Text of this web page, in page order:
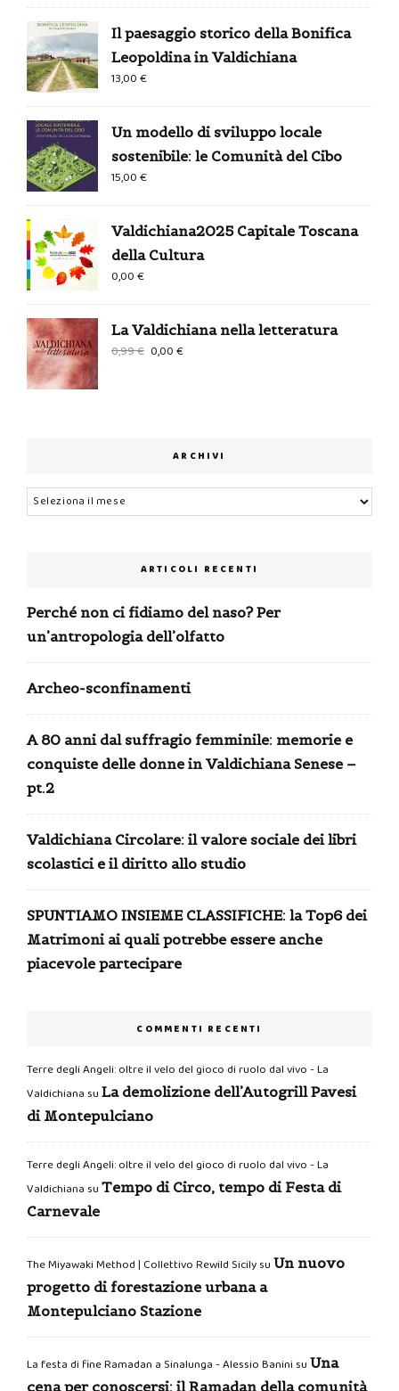
Il paesaggio storico della Bonifica
Leopoldina in Valdichiana
13,00€
Un modello di sviluppo locale
sostenibile: le Comunità del Cibo
15,00€
Valdichiana2025 Capitale Toscana
della Cultura
0,00€
La Valdichiana nella letteratura
0,99€ 0,00€
ARCHIVI
Archivi
ARTICOLI RECENTI
Perché non ci fidiamo del naso? Per
un’antropologia dell’olfatto
Archeo-sconfinamenti
A 80 anni dal suffragio femminile: memorie e
conquiste delle donne in Valdichiana Senese –
pt.2
Valdichiana Circolare: il valore sociale dei libri
scolastici e il diritto allo studio
SPUNTIAMO INSIEME CLASSIFICHE: la Top6 dei
Matrimoni ai quali potrebbe essere anche
piacevole partecipare
COMMENTI RECENTI
Terre degli Angeli: oltre il velo del gioco di ruolo dal vivo - La
Valdichiana su La demolizione dell’Autogrill Pavesi
di Montepulciano
Terre degli Angeli: oltre il velo del gioco di ruolo dal vivo - La
Valdichiana su Tempo di Circo, tempo di Festa di
Carnevale
The Miyawaki Method | Collettivo Rewild Sicilysu Un nuovo
progetto di forestazione urbana a
Montepulciano Stazione
La festa di fine Ramadan a Sinalunga - Alessio Banini su Una
cena per conoscersi: il Ramadan della comunità